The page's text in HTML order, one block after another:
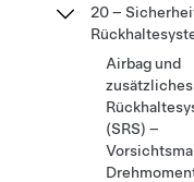
20 –
Airbag und
zusätzliches
(SRS) –